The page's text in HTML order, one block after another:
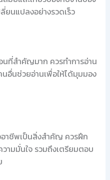
ยนแปลงอย่างรวดเร็ว
นที่สำคัญมาก ควรทำการอ่าน
อื่นช่วยอ่านเพื่อให้ได้มุมมอง
าชีพเป็นสิ่งสำคัญ ควรฝึก
ามมั่นใจ รวมถึงเตรียมตอบ